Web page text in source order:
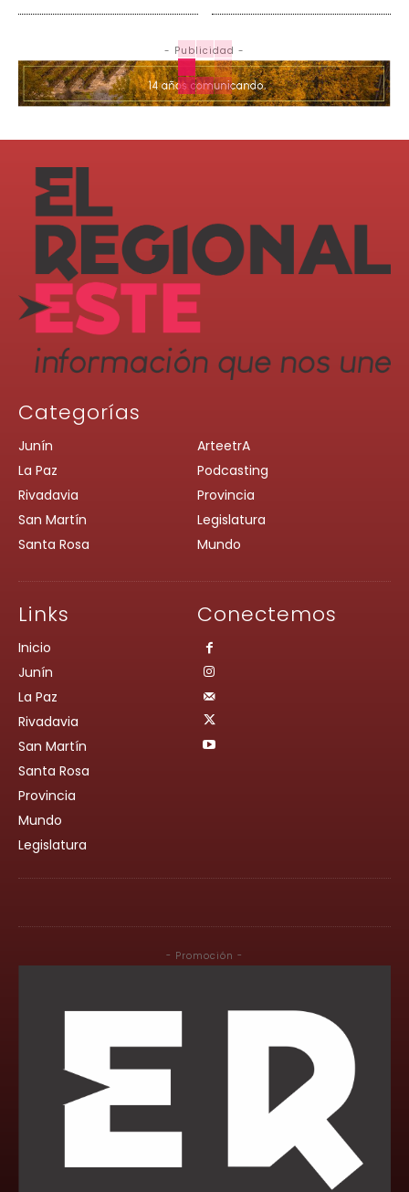
- Publicidad -
Categorías
Junín
La Paz
Rivadavia
San Martín
Santa Rosa
ArteetrA
Podcasting
Provincia
Legislatura
Mundo
Links
Inicio
Junín
La Paz
Rivadavia
San Martín
Santa Rosa
Provincia
Mundo
Legislatura
Conectemos
- Promoción -